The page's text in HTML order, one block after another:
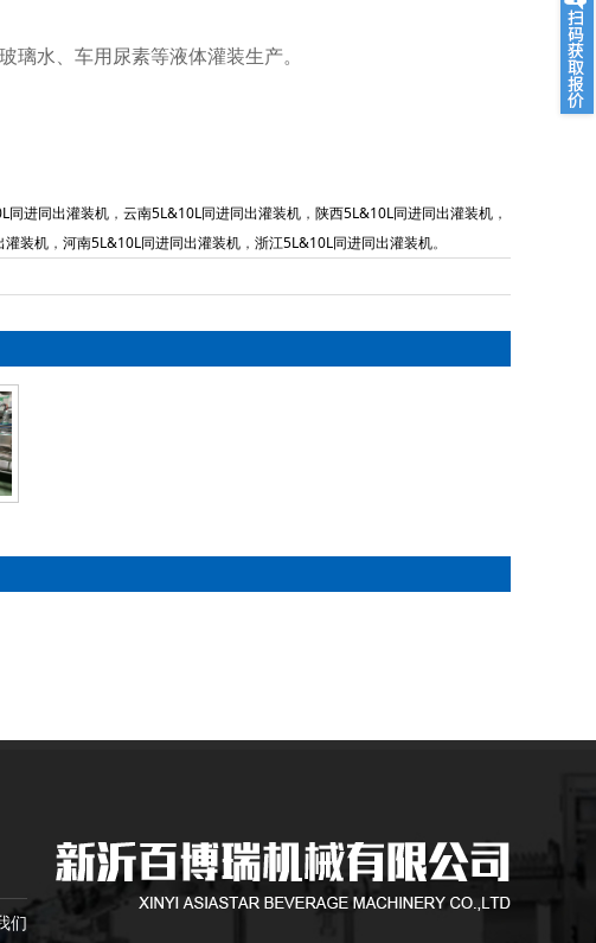
水、车用尿素等液体灌装生产。
同进同出灌装机 ， 云南5L&10L同进同出灌装机 ， 陕西5L&10L同进同出灌装机 ，
灌装机 ， 河南5L&10L同进同出灌装机 ， 浙江5L&10L同进同出灌装机。
们